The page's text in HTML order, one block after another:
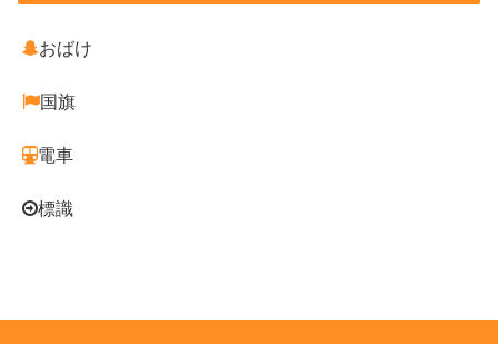
おばけ
国旗
電車
標識